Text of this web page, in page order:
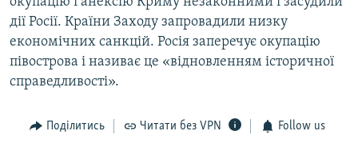
дії Росії. Країни Заходу запровадили низку
економічних санкцій. Росія заперечує окупацію
півострова і називає це «відновленням історичної
справедливості».
Поділитись Читати без VPN Follow us